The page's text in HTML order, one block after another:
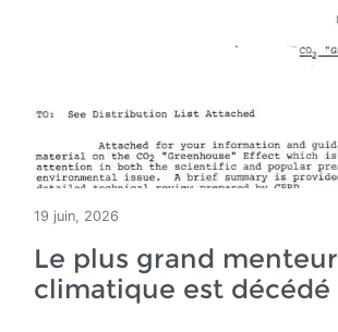
19 juin, 2026
Le plus grand menteur
climatique est décédé